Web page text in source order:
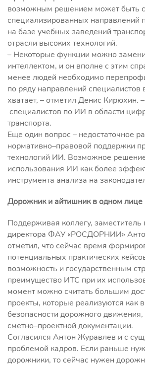
возможным решением может быть
специализированных направлений
на базе учебных заведений
отрасли высоких технологий.
– Некоторые функции можно
интеллектом, и он вполне с этим
менее людей необходимо
по ряду направлений специалистов
хватает, – отметил Денис Кирюхин.
специалистов по ИИ в области
транспорта.
Еще один вопрос – недостаточное
нормативно–правовой поддержки
технологий ИИ. Возможное
использования ИИ как более
инструмента анализа на
Дорожник и айтишник в одном лице
Поддерживая коллегу, заместитель
директора ФАУ «РОСДОРНИИ»
отметил, что сейчас время
потенциальных практических
возможность и государственным
преимущество ИТС при их
момент можно считать большим
проекты, которые реализуются как
безопасности дорожного движения,
сметно–проектной документации.
Согласился Антон Журавлев и с
проблемой кадров. Если раньше
дорожники, то сейчас нужен